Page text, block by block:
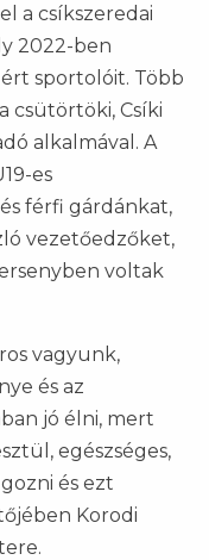
a csíkszeredai
2022-ben
sportolóit. Több
csütörtöki, Csíki
alkalmával. A
es
férfi gárdánkat,
vezetőedzőket,
voltak
vagyunk,
és az
jó élni, mert
egészséges,
és ezt
Korodi